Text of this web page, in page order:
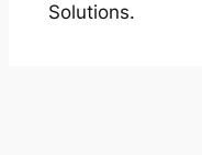
Solutions.